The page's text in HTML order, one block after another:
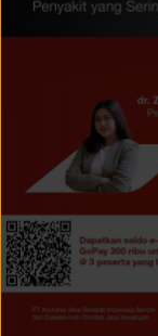
LAYANAN
ARTIKEL DAN
TENTANG